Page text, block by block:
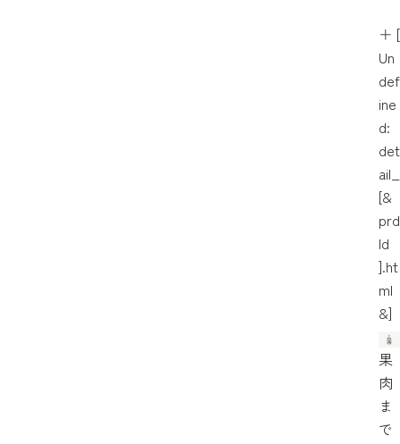
＋ [
Un
def
ine
d:
det
ail_
[&
prd
Id
].ht
ml
&]
果
肉
ま
で